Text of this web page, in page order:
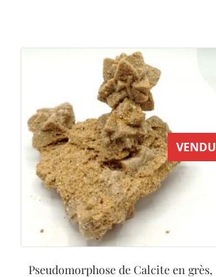
VENDU
Pseudomorphose de Calcite en grès,